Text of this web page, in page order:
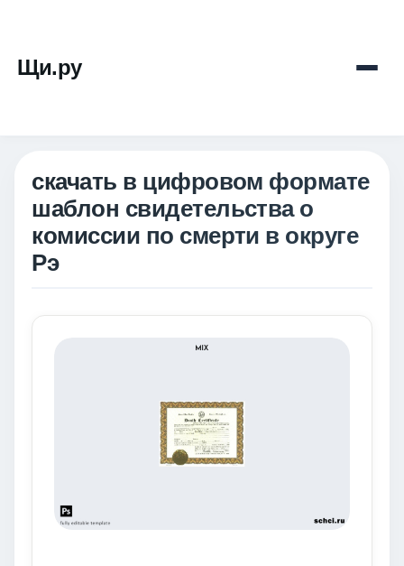
Щи.ру
скачать в цифровом формате
шаблон свидетельства о
комиссии по смерти в округе
Рэ